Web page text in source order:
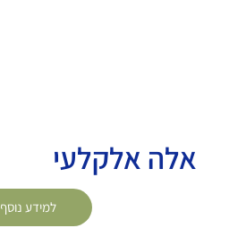
אלה אלקלעי
למידע נוסף